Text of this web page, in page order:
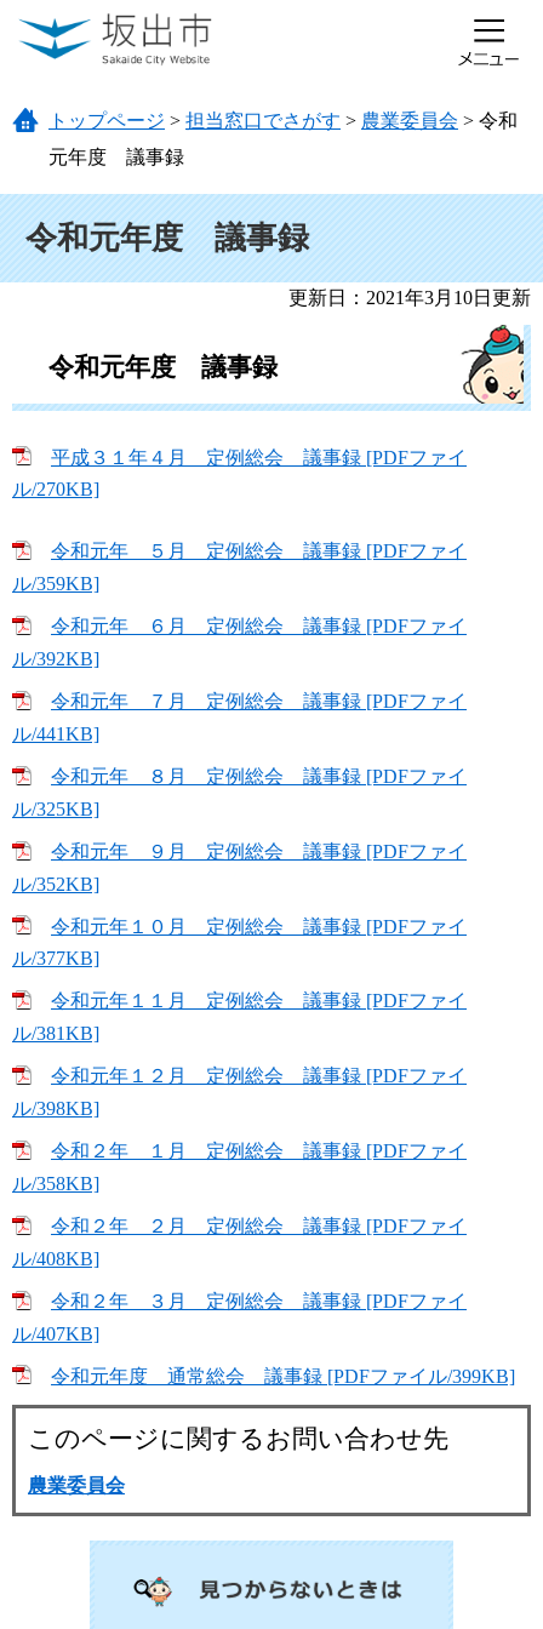
ページの先頭です。
メニューを飛ばして本文へ
トップページ > 担当窓口でさがす > 農業委員会 > 令和
元年度 議事録
令和元年度 議事録
更新日：2021年3月10日更新
令和元年度 議事録
平成３１年４月 定例総会 議事録 [PDFファイ
ル/270KB]
令和元年 ５月 定例総会 議事録 [PDFファイ
ル/359KB]
令和元年 ６月 定例総会 議事録 [PDFファイ
ル/392KB]
令和元年 ７月 定例総会 議事録 [PDFファイ
ル/441KB]
令和元年 ８月 定例総会 議事録 [PDFファイ
ル/325KB]
令和元年 ９月 定例総会 議事録 [PDFファイ
ル/352KB]
令和元年１０月 定例総会 議事録 [PDFファイ
ル/377KB]
令和元年１１月 定例総会 議事録 [PDFファイ
ル/381KB]
令和元年１２月 定例総会 議事録 [PDFファイ
ル/398KB]
令和２年 １月 定例総会 議事録 [PDFファイ
ル/358KB]
令和２年 ２月 定例総会 議事録 [PDFファイ
ル/408KB]
令和２年 ３月 定例総会 議事録 [PDFファイ
ル/407KB]
令和元年度 通常総会 議事録 [PDFファイル/399KB]
このページに関するお問い合わせ先
農業委員会